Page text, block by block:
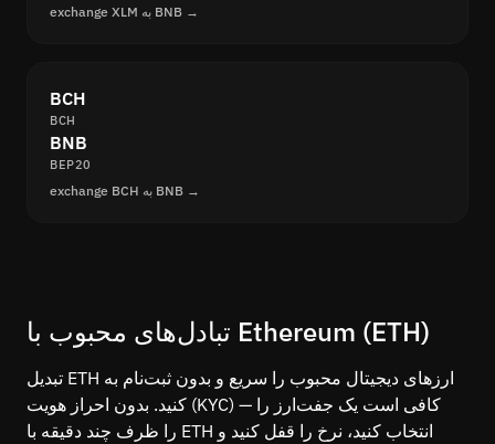
exchange XLM به BNB →
BCH
BCH
BNB
BEP20
exchange BCH به BNB →
تبادل‌های محبوب با Ethereum (ETH)
ارزهای دیجیتال محبوب را سریع و بدون ثبت‌نام به ⁨ETH⁩ تبدیل
کنید. بدون احراز هویت (KYC) — کافی است یک جفت‌ارز را
انتخاب کنید، نرخ را قفل کنید و ⁨ETH⁩ را ظرف چند دقیقه با